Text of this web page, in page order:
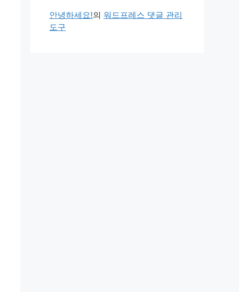
안녕하세요!의 워드프레스 댓글 관리
도구